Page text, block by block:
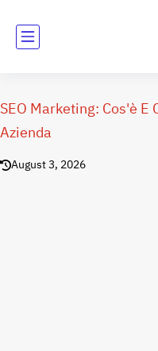
SEO Marketing: Cos'è E
Azienda
August 3, 2026